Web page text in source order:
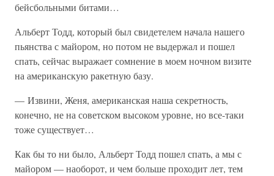
бейсбольными битами…
Альберт Тодд, который был свидетелем начала нашего
пьянства с майором, но потом не выдержал и пошел
спать, сейчас выражает сомнение в моем ночном визите
на американскую ракетную базу.
— Извини, Женя, американская наша секретность,
конечно, не на советском высоком уровне, но все-таки
тоже существует…
Как бы то ни было, Альберт Тодд пошел спать, а мы с
майором — наоборот, и чем больше проходит лет, тем